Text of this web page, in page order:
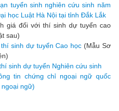
tuyển sinh nghiên cứu sinh năm
học Luật Hà Nội tại tỉnh Đắk Lắk
giá đối với thí sinh dự tuyển cao
sau)
sinh dự tuyển Cao học (Mẫu Sơ
sinh dự tuyển Nghiên cứu sinh
tin chứng chỉ ngoại ngữ quốc
ngữ)